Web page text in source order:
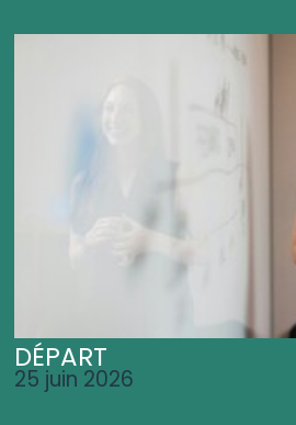
DÉPART
25 juin 2026